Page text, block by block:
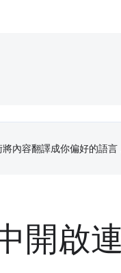
內容翻譯成你偏好的語言
開啟